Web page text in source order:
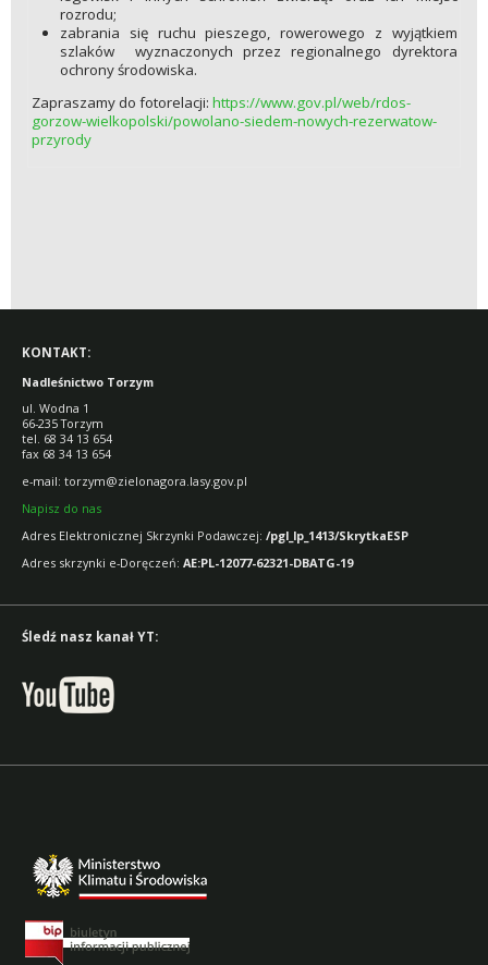
rozrodu;
zabrania się ruchu pieszego, rowerowego z wyjątkiem
szlaków wyznaczonych przez regionalnego dyrektora
ochrony środowiska.
Zapraszamy do fotorelacji: https://www.gov.pl/web/rdos-
gorzow-wielkopolski/powolano-siedem-nowych-rezerwatow-
przyrody
KONTAKT:
Nadleśnictwo Torzym
ul. Wodna 1
66-235 Torzym
tel. 68 34 13 654
fax 68 34 13 654
e-mail: torzym@zielonagora.lasy.gov.pl
Napisz do nas
Adres Elektronicznej Skrzynki Podawczej: /pgl_lp_1413/SkrytkaESP
Adres skrzynki e-Doręczeń: AE:PL-12077-62321-DBATG-19
Śledź nasz kanał YT: